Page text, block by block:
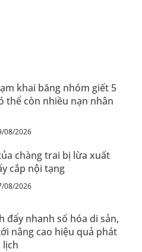
khai băng nhóm giết 5
thể còn nhiều nạn nhân
08/2026
chàng trai bị lừa xuất
cắp nội tạng
08/2026
đẩy nhanh số hóa di sản,
nâng cao hiệu quả phát